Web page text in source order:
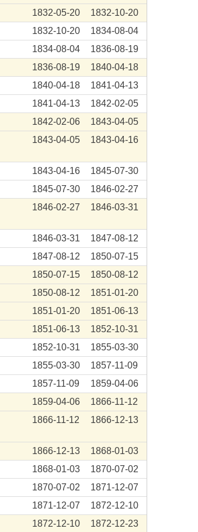
1832-05-20
1832-10-20
1832-10-20
1834-08-04
1834-08-04
1836-08-19
1836-08-19
1840-04-18
1840-04-18
1841-04-13
1841-04-13
1842-02-05
1842-02-06
1843-04-05
1843-04-05 1843-04-16
1843-04-16
1845-07-30
1845-07-30
1846-02-27
1846-02-27 1846-03-31
1846-03-31
1847-08-12
1847-08-12
1850-07-15
1850-07-15
1850-08-12
1850-08-12
1851-01-20
1851-01-20
1851-06-13
1851-06-13
1852-10-31
1852-10-31
1855-03-30
1855-03-30
1857-11-09
1857-11-09
1859-04-06
1859-04-06
1866-11-12
1866-11-12 1866-12-13
1866-12-13
1868-01-03
1868-01-03
1870-07-02
1870-07-02
1871-12-07
1871-12-07
1872-12-10
1872-12-10 1872-12-23